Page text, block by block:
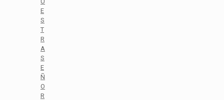
E
S
T
R
A
S
E
Ñ
O
R